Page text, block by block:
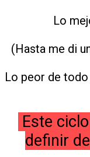
Lo
(Hasta me di
Lo peor de
Este
definir